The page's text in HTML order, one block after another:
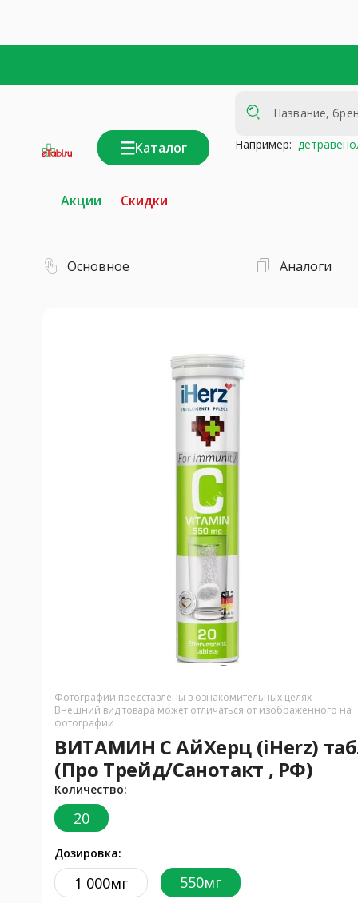
Каталог Например:
Акции Скидки
Основное Аналоги
Фотографии представлены в ознакомительных целях
Внешний вид товара может отличаться от изображенного на
фотографии
ВИТАМИН С АйХерц (iHerz)
(Про Трейд/Санотакт , РФ)
Количество:
20
Дозировка:
1 000мг 550мг